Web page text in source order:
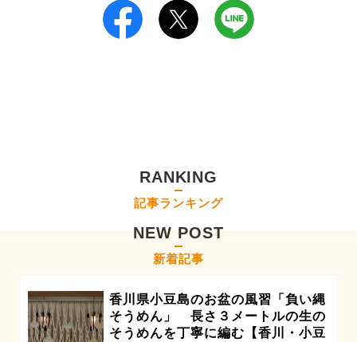
RANKING
記事ランキング
NEW POST
新着記事
香川県小豆島のお盆の風習「負い縄
そうめん」 長さ３メートルの生の
そうめんを丁寧に編む【香川・小豆